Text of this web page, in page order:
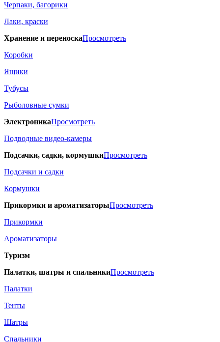
Черпаки, багорики
Лаки, краски
Хранение и переноскаПросмотреть
Коробки
Ящики
Тубусы
Рыболовные сумки
ЭлектроникаПросмотреть
Подводные видео-камеры
Подсачки, садки, кормушкиПросмотреть
Подсачки и садки
Кормушки
Прикормки и ароматизаторыПросмотреть
Прикормки
Ароматизаторы
Туризм
Палатки, шатры и спальникиПросмотреть
Палатки
Тенты
Шатры
Спальники